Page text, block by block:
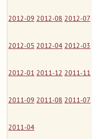
2012-09 2012-08 2012-07
2012-05 2012-04 2012-03
2012-01 2011-12 2011-11
2011-09 2011-08 2011-07
2011-04